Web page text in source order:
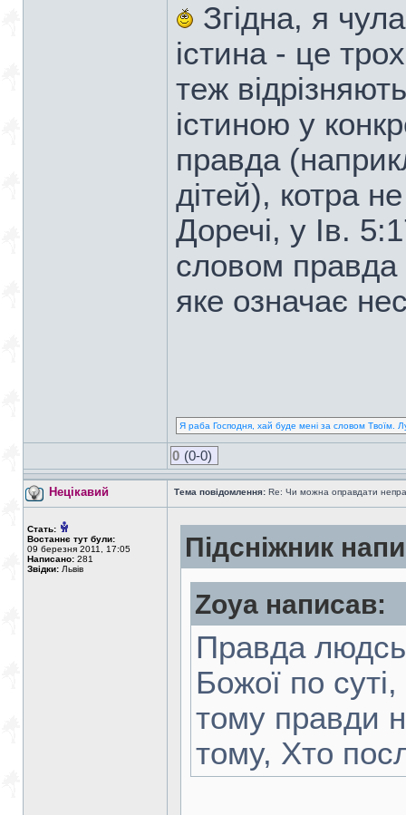
Згідна, я
істина - це
теж
істиною у
правда
дітей), котра
Доречі, у Ів.
словом правда
яке означає
Я раба Господня, хай буде мені за словом Твоїм.
0 (0-0)
Нецікавий Тема повідомлення: Re: Чи можна оправдати
Стать:
Востаннє тут були:
09 березня 2011, 17:05
Написано: 281
Звідки: Львів
Підсніжник
Zoya написав:
Правда
Божої по
тому правди
тому, Хто